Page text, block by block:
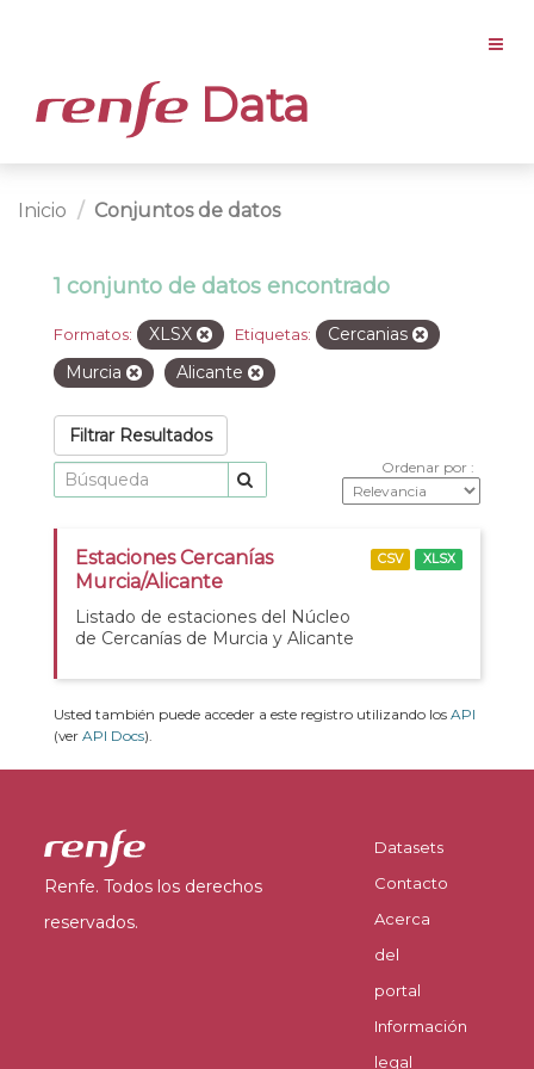
Data
Inicio Conjuntos de datos
1 conjunto de datos encontrado
Formatos: XLSX Etiquetas:
Cercanias
Murcia
Alicante
Filtrar Resultados
Ordenar por
Estaciones Cercanías
Murcia/Alicante
Listado de estaciones del Núcleo
de Cercanías de Murcia y Alicante
CSV XLSX
Usted también puede acceder a este registro utilizando los API
(ver API Docs).
Renfe. Todos los derechos
reservados.
Datasets
Contacto
Acerca
del
portal
Información
legal